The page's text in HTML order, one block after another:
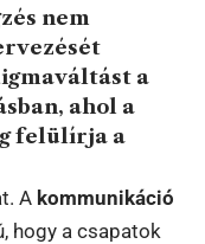
nem
a
ahol a
felülírja a
A kommunikáció
hogy a csapatok